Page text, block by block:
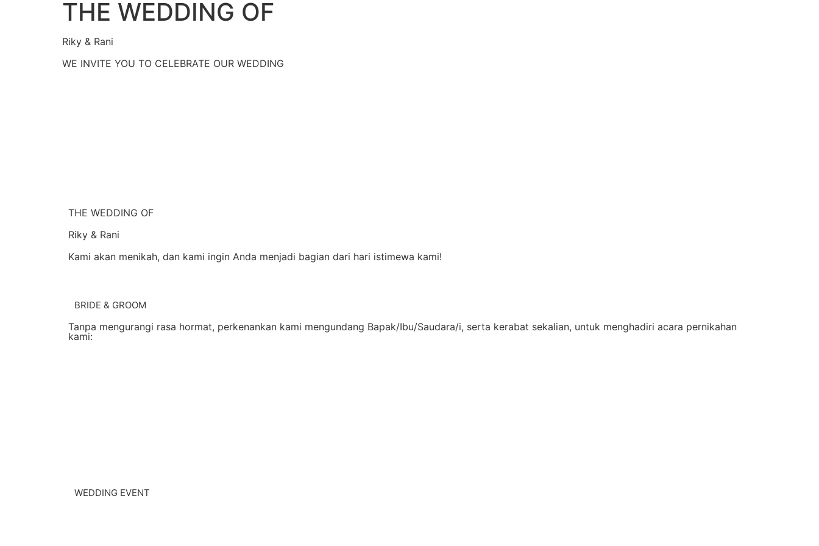
THE WEDDING OF
Riky & Rani
WE INVITE YOU TO CELEBRATE OUR WEDDING
THE WEDDING OF
Riky & Rani
Kami akan menikah, dan kami ingin Anda menjadi bagian dari hari istimewa kami!
BRIDE & GROOM
Tanpa mengurangi rasa hormat, perkenankan kami mengundang Bapak/Ibu/Saudara/i, serta kerabat sekalian, untuk menghadiri acara pernikahan
kami:
WEDDING EVENT